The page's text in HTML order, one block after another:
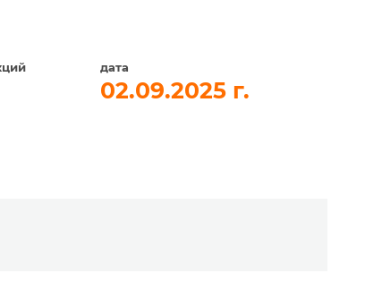
дата
02.09.2025